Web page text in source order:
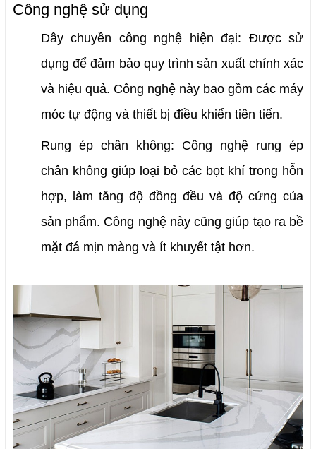
Công nghệ sử dụng
Dây chuyền công nghệ hiện đại: Được sử
dụng để đảm bảo quy trình sản xuất chính xác
và hiệu quả. Công nghệ này bao gồm các máy
móc tự động và thiết bị điều khiển tiên tiến.
Rung ép chân không: Công nghệ rung ép
chân không giúp loại bỏ các bọt khí trong hỗn
hợp, làm tăng độ đồng đều và độ cứng của
sản phẩm. Công nghệ này cũng giúp tạo ra bề
mặt đá mịn màng và ít khuyết tật hơn.